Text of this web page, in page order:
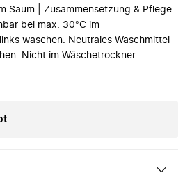
Saum | Zusammensetzung & Pflege:
bei max. 30°C im
waschen. Neutrales Waschmittel
Nicht im Wäschetrockner